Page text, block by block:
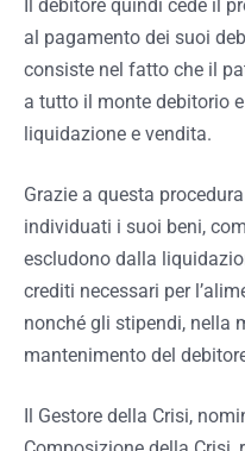
Il debitore quindi cede il
al pagamento dei suoi
consiste nel fatto che il
a tutto il monte debitorio
liquidazione e vendita.
Grazie a questa
individuati i suoi beni,
escludono dalla
crediti necessari per
nonché gli stipendi, nella
mantenimento del
Il Gestore della Crisi,